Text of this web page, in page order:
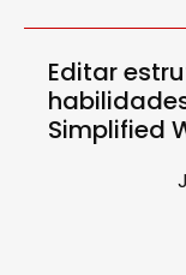
Editar
Simplified